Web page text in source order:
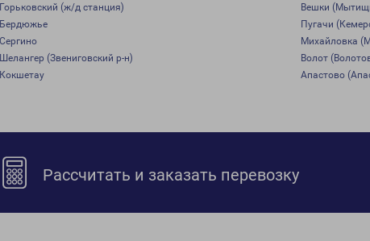
Горьковский (ж/д станция)
Вешки
Бердюжье
Пугачи
Сергино
Михайловка
Шелангер (Звениговский р-н)
Волот
Кокшетау Апастово
Рассчитать и заказать перевозку